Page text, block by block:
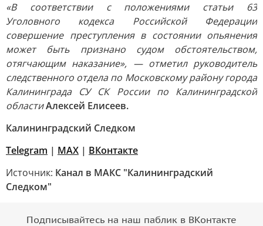
«В соответствии с положениями статьи 63
Уголовного кодекса Российской Федерации
совершение преступления в состоянии опьянения
может быть признано судом обстоятельством,
отягчающим наказание», — отметил руководитель
следственного отдела по Московскому району города
Калининграда СУ СК России по Калининградской
областиАлексей Елисеев.
Калининградский Следком
Telegram | МАХ | ВКонтакте
Источник: Канал в МАКС "Калининградский
Следком"
Подписывайтесь на наш паблик в ВКонтакте